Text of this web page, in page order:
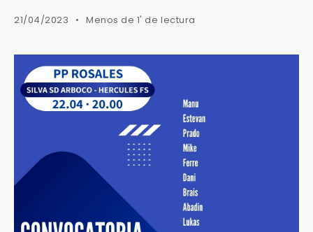
21/04/2023 Menos de 1' de lectura